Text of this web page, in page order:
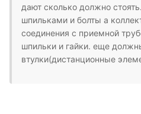
дают сколько должно
шпильками и болты а
соединения с приемной
шпильки и гайки. еще
втулки(дистанционные